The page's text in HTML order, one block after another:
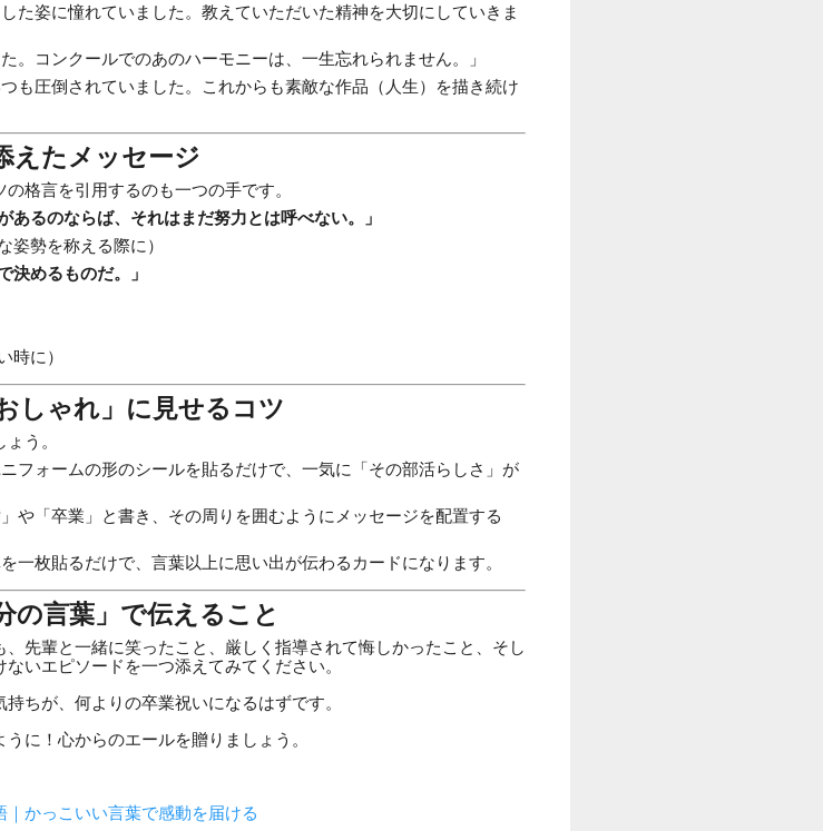
た姿に憧れていました。教えていただいた精神を大切にしていきま
。コンクールでのあのハーモニーは、一生忘れられません。」
も圧倒されていました。これからも素敵な作品（人生）を描き続け
えたメッセージ
格言を引用するのも一つの手です。
あるのならば、それはまだ努力とは呼べない。」
姿勢を称える際に）
決めるものだ。」
時に）
しゃれ」に見せるコツ
う。
フォームの形のシールを貼るだけで、一気に「その部活らしさ」が
や「卒業」と書き、その周りを囲むようにメッセージを配置する
一枚貼るだけで、言葉以上に思い出が伝わるカードになります。
の言葉」で伝えること
先輩と一緒に笑ったこと、厳しく指導されて悔しかったこと、そし
いエピソードを一つ添えてみてください。
ちが、何よりの卒業祝いになるはずです。
に！心からのエールを贈りましょう。
かっこいい言葉で感動を届ける